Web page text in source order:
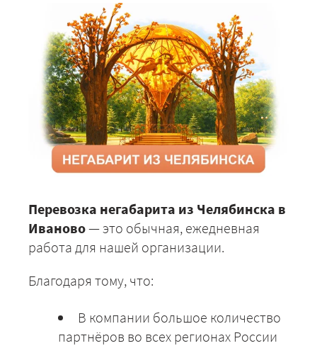
Перевозка негабарита из Челябинска в
Иваново— это обычная, ежедневная
работа для нашей организации.
Благодаря тому, что:
В компании большое количество
партнёров во всех регионах России